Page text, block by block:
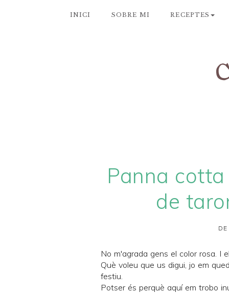
INICI SOBRE MI RECEPTES
Panna
de
No m'agrada gens el color rosa. I
Què voleu que us digui, jo em
festiu.
Potser és perquè aquí em trobo